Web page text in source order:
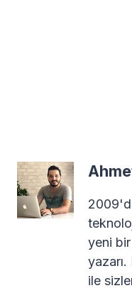
yeni
yazarı.
ile